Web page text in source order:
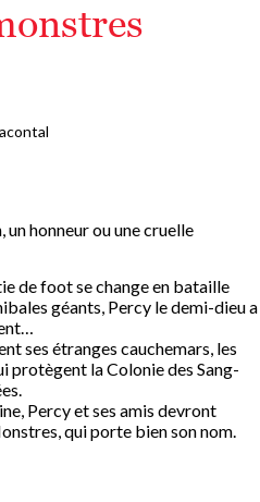
un honneur ou une cruelle
de foot se change en bataille
géants, Percy le demi-dieu a
ses étranges cauchemars, les
protègent la Colonie des Sang-
Percy et ses amis devront
qui porte bien son nom.